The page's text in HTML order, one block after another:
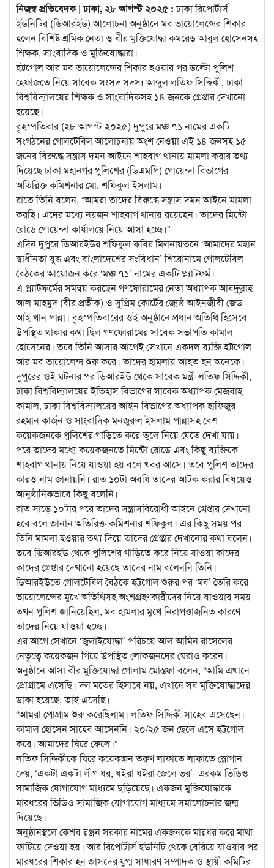
নিজস্ব প্রতিবেদক | ঢাকা, ২৮ আগস্ট ২০২৫ :ঢাকা রিপোর্টার্স
ইউনিটির (ডিআরইউ) আলোচনা অনুষ্ঠানে মব ভায়োলেন্সের শিকার
হলেন বিশিষ্ট শ্রমিক নেতা ও বীর মুক্তিযোদ্ধা কমরেড আবুল হোসেনসহ
শিক্ষক, সাংবাদিক ও মুক্তিযোদ্ধারা।
হট্টগোল আর মব ভায়োলেন্সের শিকার হওয়ার পর উল্টো পুলিশ
হেফাজতে নিয়ে সাবেক সংসদ সদস্য আব্দুল লতিফ সিদ্দিকী, ঢাকা
বিশ্ববিদ্যালয়ের শিক্ষক ও সাংবাদিকসহ ১৪ জনকে গ্রেপ্তার দেখানো
হয়েছে।
বৃহস্পতিবার (২৮ আগস্ট ২০২৫) দুপুরে মঞ্চ ৭১ নামের একটি
সংগঠনের গোলটেবিল আলোচনায় অংশ নেওয়া এই ১৪ জনসহ ১৫
জনের বিরুদ্ধে সন্ত্রাস দমন আইনে শাহবাগ থানায় মামলা করার তথ্য
দিয়েছে ঢাকা মহানগর পুলিশের (ডিএমপি) গোয়েন্দা বিভাগের
অতিরিক্ত কমিশনার মো. শফিকুল ইসলাম।
রাতে তিনি বলেন, “আমরা তাদের বিরুদ্ধে সন্ত্রাস দমন আইনে মামলা
করছি। এদের মধ্যে নয়জন শাহবাগ থানায় রয়েছেন। তাদের মিন্টো
রোডে গোয়েন্দা কার্যালয়ে নিয়ে আসা হচ্ছে।”
এদিন দুপুরে ডিআরইউর শফিকুল কবির মিলনায়তনে ‘আমাদের মহান
স্বাধীনতা যুদ্ধ এবং বাংলাদেশের সংবিধান’ শিরোনামে গোলটেবিল
বৈঠকের আয়োজন করে ‘মঞ্চ ৭১’ নামের একটি প্ল্যাটফর্ম।
এ প্ল্যাটফর্মের সমন্বয় করছেন গণফোরামের নেতা অধ্যাপক আবদুল্লাহ
আল মাহমুদ (বীর প্রতীক) ও সুপ্রিম কোর্টের জ্যেষ্ঠ আইনজীবী জেড
আই খান পান্না। বৃহস্পতিবারের ওই অনুষ্ঠানে প্রধান অতিথি হিসেবে
উপস্থিত থাকার কথা ছিল গণফোরামের সাবেক সভাপতি কামাল
হোসেনের। তবে তিনি আসার আগেই সেখানে একদল ব্যক্তি হট্টগোল
আর মব ভায়োলেন্স শুরু করে। তাদের হামলায় আহত হন অনেকে।
দুপুরের ওই ঘটনার পর ডিআরইউ থেকে সাবেক মন্ত্রী লতিফ সিদ্দিকী,
ঢাকা বিশ্ববিদ্যালয়ের ইতিহাস বিভাগের সাবেক অধ্যাপক মেজবাহ
কামাল, ঢাকা বিশ্ববিদ্যালয়ের আইন বিভাগের অধ্যাপক হাফিজুর
রহমান কার্জন ও সাংবাদিক মনজুরুল ইসলাম পান্নাসহ বেশ
কয়েকজনকে পুলিশের গাড়িতে করে তুলে নিয়ে যেতে দেখা যায়।
পরে তাদের মধ্যে কয়েকজনতে মিন্টো রোডে এবং কিছু ব্যক্তিকে
শাহবাগ থানায় নিয়ে যাওয়া হয় বলে খবর আসে। তবে ‍পুলিশ তাদের
কারও নাম জানায়নি। রাত ১০টা অবধি তাদের আটক করার বিষয়েও
আনুষ্ঠানিকভাবে কিছু বলেনি।
রাত সাড়ে ১০টার পরে তাদের সন্ত্রাসবিরোধী আইনে গ্রেপ্তার দেখানো
হবে বলে জানান অতিরিক্ত কমিশনার শফিকুল। এর কিছু সময় পর
তিনি মামলা হওয়ার তথ্য দিয়ে তাদের গ্রেপ্তার দেখানোর কথা বলেন।
তবে ডিআরইউ থেকে পুলিশের গাড়িতে করে নিয়ে যাওয়া কাদের
কাদের গ্রেপ্তার দেখানো হয়েছে তাদের নাম বলেননি তিনি।
ডিআরইউতে গোলটেবিল বৈঠকে হট্টগোল শুরুর পর ‘মব’ তৈরি করে
ভায়োলেন্সের মুখে অতিথিসহ অংশগ্রহণকারীদের নিয়ে যাওয়ার সময়
তখন পুলিশ জানিয়েছিল, মব হামলার মুখে নিরাপত্তাজনিত কারণে
তাদের নিয়ে যাওয়া হচ্ছে।
এর আগে সেখানে ‘জুলাইযোদ্ধা’ পরিচয়ে আল আমিন রাসেলের
নেতৃত্বে কয়েকজন গিয়ে উপস্থিত লোকজনদের ঘেরাও করেন।
অনুষ্ঠানে আসা বীর মুক্তিযোদ্ধা গোলাম মোস্তফা বলেন, “আমি এখানে
প্রোগ্রামে এসেছি। দল মতের হিসাবে নয়, এখানে সব মুক্তিযোদ্ধাদের
ডাকা হয়েছে; তাই এসেছি।
“আমরা প্রোগ্রাম শুরু করেছিলাম। লতিফ সিদ্দিকী সাহেব এসেছেন।
কামাল হোসেন সাহেব আসেননি। ২০/২৫ জন ছেলে এসে হট্টগোল
করে। আমাদের ঘিরে ফেলে।”
লতিফ সিদ্দিকীকে ঘিরে কয়েকজন তরুণ লাফাতে লাফাতে স্লোগান
দেয়, ‘একটা একটা লীগ ধর, ধইরা ধইরা জেলে ভর’- এরকম ভিডিও
সামাজিক যোগাযোগ মাধ্যমে ছড়িয়েছে। একজন মুক্তিযোদ্ধাকে
মারধরের ভিডিও সামাজিক যোগাযোগ মাধ্যমে সমালোচনার জন্ম
দিয়েছে।
অনুষ্ঠানস্থলে কেশব রঞ্জন সরকার নামের একজনকে মারধর করে মাথা
ফাটিয়ে দেওয়া হয়। আর রিপোর্টার্স ইউনিটি থেকে বেরিয়ে যাওয়ার পর
মারধরের শিকার হন জাসদের যুগ্ম সাধারণ সম্পাদক ও স্থায়ী কমিটির